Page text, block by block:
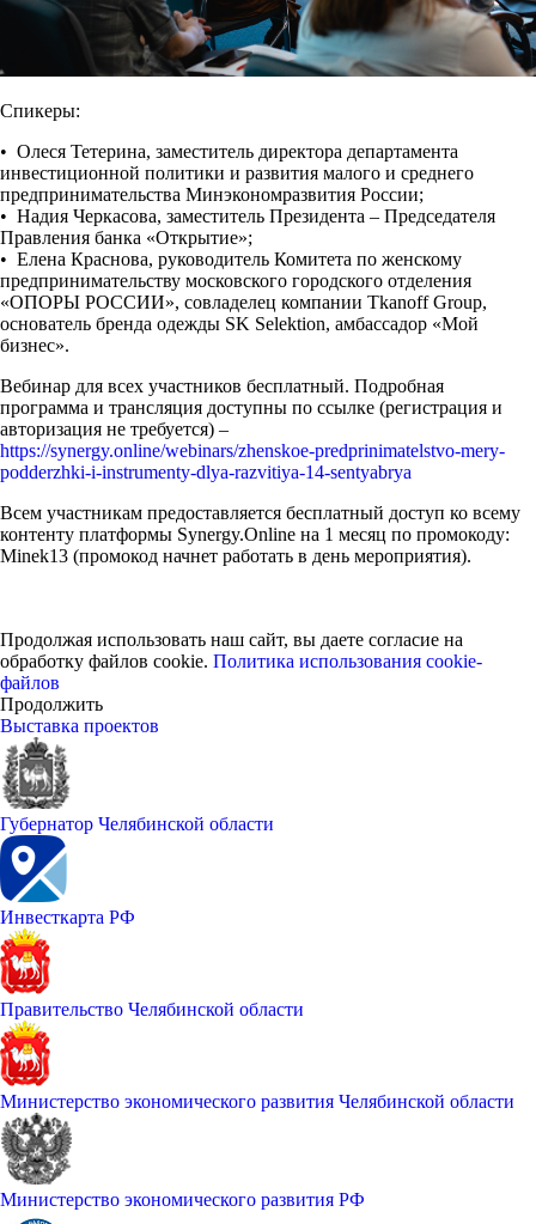
Спикеры:
• Олеся Тетерина, заместитель директора департамента
инвестиционной политики и развития малого и среднего
предпринимательства Минэкономразвития России;
• Надия Черкасова, заместитель Президента – Председателя
Правления банка «Открытие»;
• Елена Краснова, руководитель Комитета по женскому
предпринимательству московского городского отделения
«ОПОРЫ РОССИИ», совладелец компании Tkanoff Group,
основатель бренда одежды SK Selektion, амбассадор «Мой
бизнес».
Вебинар для всех участников бесплатный. Подробная
программа и трансляция доступны по ссылке (регистрация и
авторизация не требуется) –
https://synergy.online/webinars/zhenskoe-predprinimatelstvo-mery-
podderzhki-i-instrumenty-dlya-razvitiya-14-sentyabrya
Всем участникам предоставляется бесплатный доступ ко всему
контенту платформы Synergy.Online на 1 месяц по промокоду:
Minek13 (промокод начнет работать в день мероприятия).
Продолжая использовать наш сайт, вы даете согласие на
обработку файлов cookie. Политика использования cookie-
файлов
Продолжить
Выставка проектов
Губернатор Челябинской области
Инвесткарта РФ
Правительство Челябинской области
Министерство экономического развития Челябинской области
Министерство экономического развития РФ